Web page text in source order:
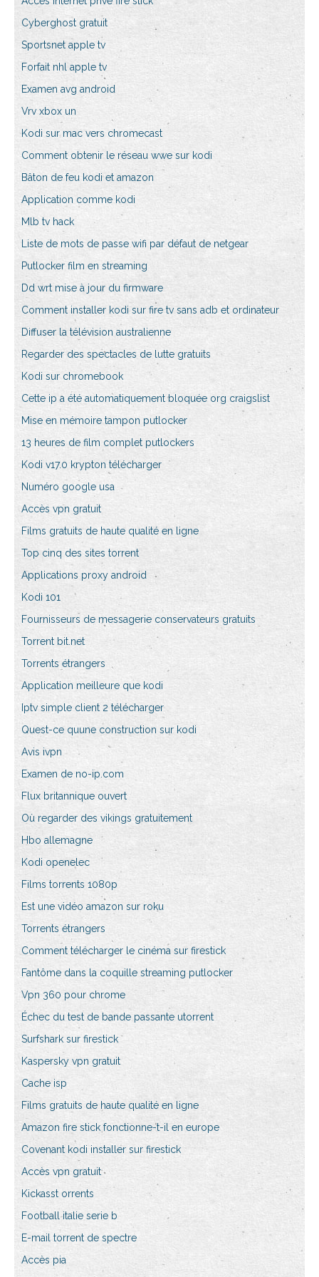
Cyberghost gratuit
Sportsnet apple tv
Forfait nhl apple tv
Examen avg android
Vrv xbox un
Kodi sur mac vers chromecast
Comment obtenir le réseau wwe sur kodi
Bâton de feu kodi et amazon
Application comme kodi
Mlb tv hack
Liste de mots de passe wifi par défaut de netgear
Putlocker film en streaming
Dd wrt mise à jour du firmware
Comment installer kodi sur fire tv sans adb et ordinateur
Diffuser la télévision australienne
Regarder des spectacles de lutte gratuits
Kodi sur chromebook
Cette ip a été automatiquement bloquée org craigslist
Mise en mémoire tampon putlocker
13 heures de film complet putlockers
Kodi v17.0 krypton télécharger
Numéro google usa
Accès vpn gratuit
Films gratuits de haute qualité en ligne
Top cinq des sites torrent
Applications proxy android
Kodi 101
Fournisseurs de messagerie conservateurs gratuits
Torrent bit.net
Torrents étrangers
Application meilleure que kodi
Iptv simple client 2 télécharger
Quest-ce quune construction sur kodi
Avis ivpn
Examen de no-ip.com
Flux britannique ouvert
Où regarder des vikings gratuitement
Hbo allemagne
Kodi openelec
Films torrents 1080p
Est une vidéo amazon sur roku
Torrents étrangers
Comment télécharger le cinéma sur firestick
Fantôme dans la coquille streaming putlocker
Vpn 360 pour chrome
Échec du test de bande passante utorrent
Surfshark sur firestick
Kaspersky vpn gratuit
Cache isp
Films gratuits de haute qualité en ligne
Amazon fire stick fonctionne-t-il en europe
Covenant kodi installer sur firestick
Accès vpn gratuit
Kickasst orrents
Football italie serie b
E-mail torrent de spectre
Accès pia